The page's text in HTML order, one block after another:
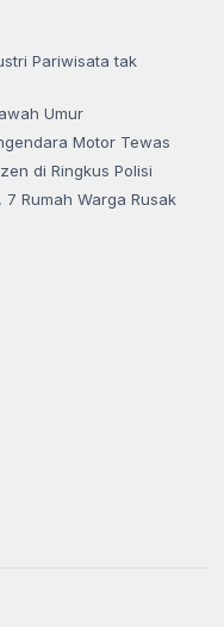
Pariwisata tak
Umur
Motor Tewas
di Ringkus Polisi
Rumah Warga Rusak